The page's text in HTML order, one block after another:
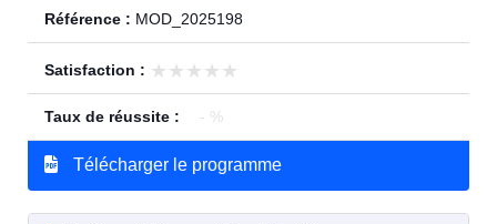
Référence : MOD_2025198
Satisfaction : ★★★★★
★★★★★
Taux de réussite : - %
Télécharger le programme